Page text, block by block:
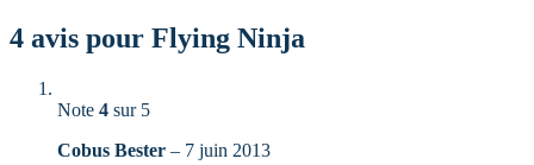
4 avis pour Flying Ninja
Note 4 sur 5
Cobus Bester – 7 juin 2013